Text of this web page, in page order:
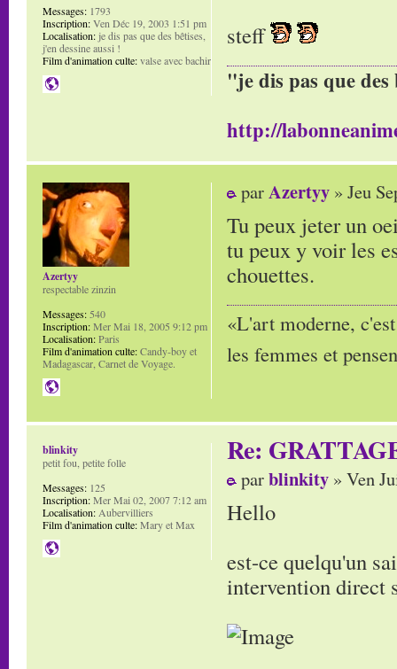
steff
"je dis pas que
http://
Messages: 1793
Inscription:Ven Déc 19, 2003 1:51 pm
Localisation:je dis pas que des bêtises,
j'en dessine aussi !
Film d'animation culte:valse avec bachir
parAzertyy » Jeu
Tu peux jeter un
tu peux y voir les
chouettes.
«L'art moderne,
les femmes et
Azertyy
respectable zinzin
Messages:540
Inscription:Mer Mai 18, 2005 9:12 pm
Localisation:Paris
Film d'animation culte:Candy-boy et
Madagascar, Carnet de Voyage.
Re:
parblinkity » Ven
Hello
est-ce quelqu'un
intervention direct
blinkity
petit fou, petite folle
Messages: 125
Inscription:Mer Mai 02, 2007 7:12 am
Localisation:Aubervilliers
Film d'animation culte:Mary et Max